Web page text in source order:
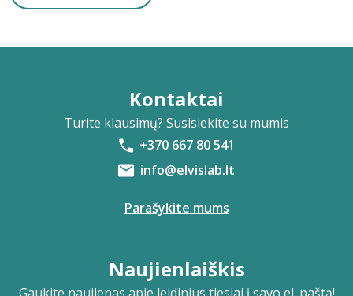
Kontaktai
Turite klausimų? Susisiekite su mumis
+370 667 80 541
info@elvislab.lt
Parašykite mums
Naujienlaiškis